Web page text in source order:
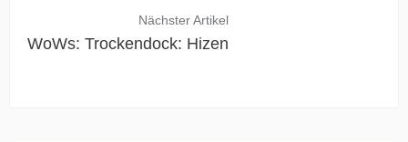
Nächster Artikel
WoWs: Trockendock: Hizen